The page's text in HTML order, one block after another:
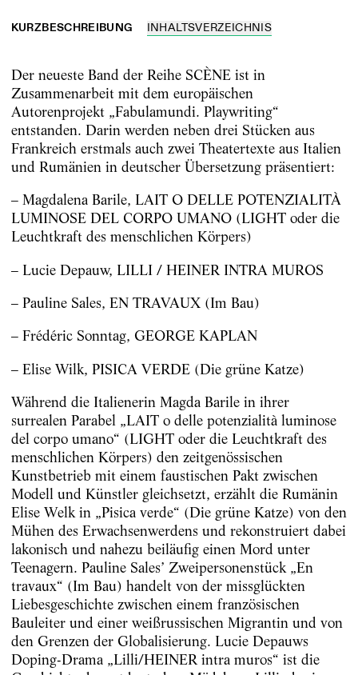
KURZBESCHREIBUNG INHALTSVERZEICHNIS
Der neueste Band der Reihe SCÈNE ist in
Zusammenarbeit mit dem europäischen
Autorenprojekt „Fabulamundi. Playwriting“
entstanden. Darin werden neben drei Stücken aus
Frankreich erstmals auch zwei Theatertexte aus Italien
und Rumänien in deutscher Übersetzung präsentiert:
– Magdalena Barile, LAIT O DELLE POTENZIALITÀ
LUMINOSE DEL CORPO UMANO (LIGHT oder die
Leuchtkraft des menschlichen Körpers)
– Lucie Depauw, LILLI / HEINER INTRA MUROS
– Pauline Sales, EN TRAVAUX (Im Bau)
– Frédéric Sonntag, GEORGE KAPLAN
– Elise Wilk, PISICA VERDE (Die grüne Katze)
Während die Italienerin Magda Barile in ihrer
surrealen Parabel „LAIT o delle potenzialità luminose
del corpo umano“ (LIGHT oder die Leuchtkraft des
menschlichen Körpers) den zeitgenössischen
Kunstbetrieb mit einem faustischen Pakt zwischen
Modell und Künstler gleichsetzt, erzählt die Rumänin
Elise Welk in „Pisica verde“ (Die grüne Katze) von den
Mühen des Erwachsenwerdens und rekonstruiert dabei
lakonisch und nahezu beiläufig einen Mord unter
Teenagern. Pauline Sales’ Zweipersonenstück „En
travaux“ (Im Bau) handelt von der missglückten
Liebesgeschichte zwischen einem französischen
Bauleiter und einer weißrussischen Migrantin und von
den Grenzen der Globalisierung. Lucie Depauws
Doping-Drama „Lilli/HEINER intra muros“ ist die